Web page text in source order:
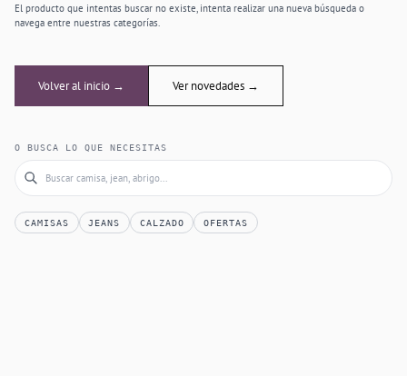
El producto que intentas buscar no existe, intenta realizar una nueva búsqueda o
navega entre nuestras categorías.
Volver al inicio → Ver novedades →
O BUSCA LO QUE NECESITAS
CAMISAS JEANS CALZADO OFERTAS